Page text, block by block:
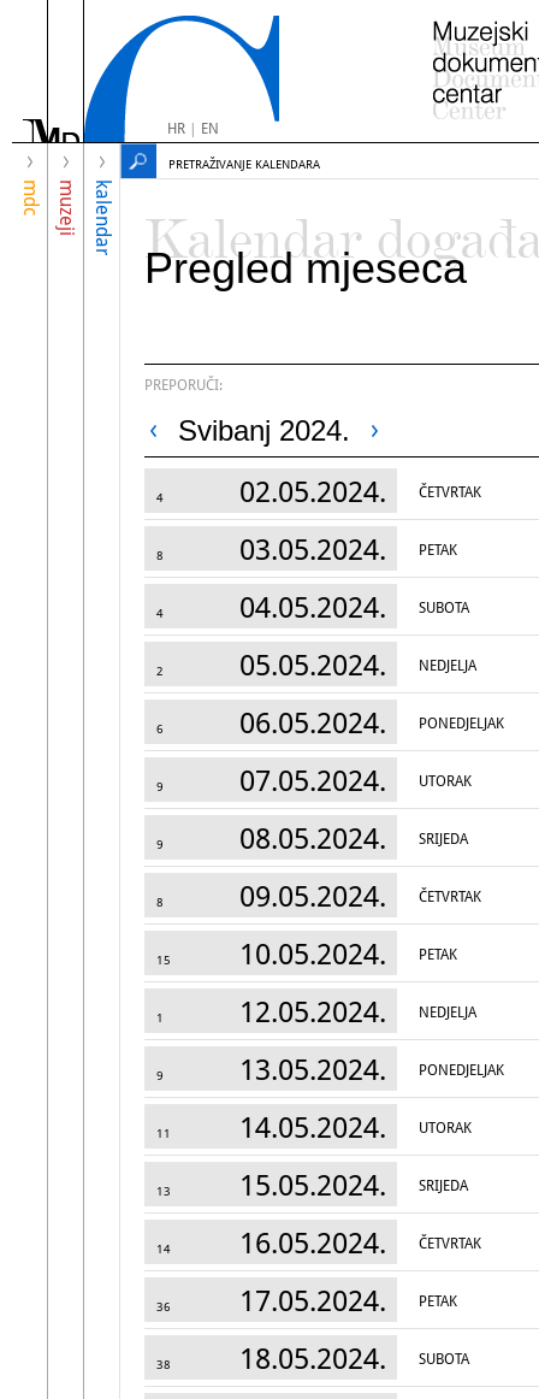
HR| EN
mdc muzeji kalendar
PRETRAŽIVANJE KALENDARA
Kalendar
Pregled mjeseca
PREPORUČI:
Svibanj 2024.
4 02.05.2024. ČETVRTAK
8 03.05.2024. PETAK
4 04.05.2024. SUBOTA
2 05.05.2024. NEDJELJA
6 06.05.2024. PONEDJELJAK
9 07.05.2024. UTORAK
9 08.05.2024. SRIJEDA
8 09.05.2024. ČETVRTAK
15 10.05.2024. PETAK
1 12.05.2024. NEDJELJA
9 13.05.2024. PONEDJELJAK
11 14.05.2024. UTORAK
13 15.05.2024. SRIJEDA
14 16.05.2024. ČETVRTAK
36 17.05.2024. PETAK
38 18.05.2024. SUBOTA